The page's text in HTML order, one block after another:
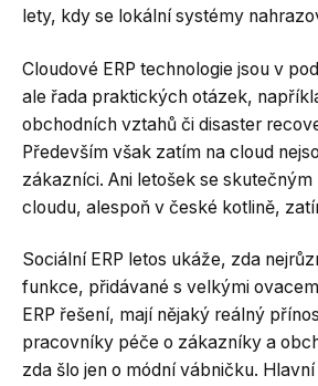
lety, kdy se lokální systémy
Cloudové ERP technologie jsou v
ale řada praktických otázek,
obchodních vztahů či disaster
Především však zatím na cloud
zákazníci. Ani letošek se skutečným
cloudu, alespoň v české kotlině,
Sociální ERP letos ukáže, zda
funkce, přidávané s velkými
ERP řešení, mají nějaký reálný
pracovníky péče o zákazníky a
zda šlo jen o módní vábničku.